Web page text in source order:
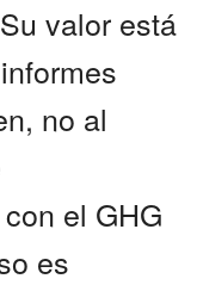
valor está
no al
el GHG
es